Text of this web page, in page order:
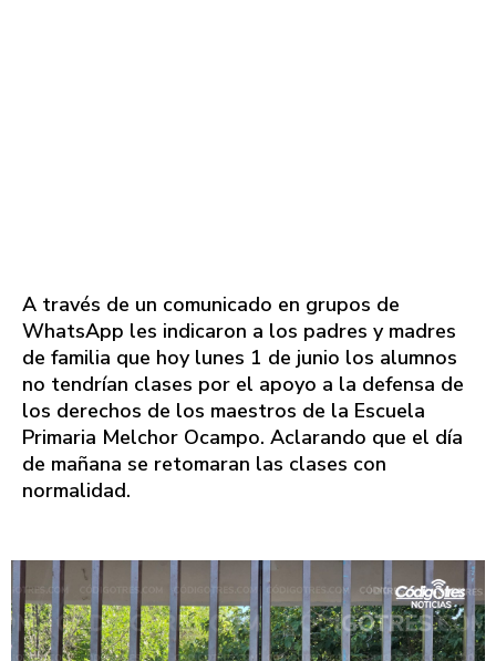
A través de un comunicado en grupos de
WhatsApp les indicaron a los padres y madres
de familia que hoy lunes 1 de junio los alumnos
no tendrían clases por el apoyo a la defensa de
los derechos de los maestros de la Escuela
Primaria Melchor Ocampo. Aclarando que el día
de mañana se retomaran las clases con
normalidad.